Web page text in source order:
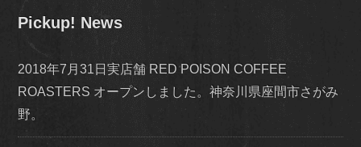
Pickup! News
2018年7月31日実店舗 RED POISON COFFEE
ROASTERS オープンしました。神奈川県座間市さがみ
野。